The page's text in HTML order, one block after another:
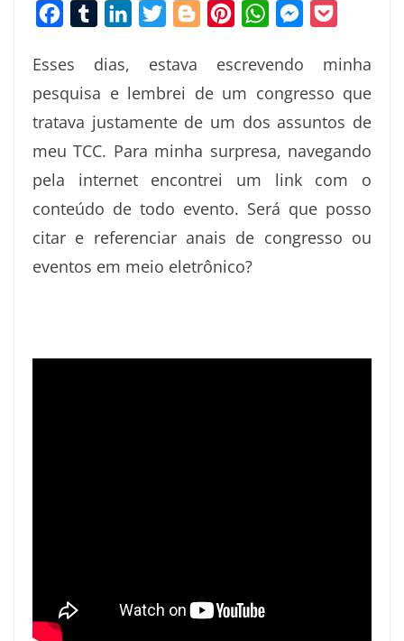
c
e
b
o
o
k
m
b
l
r
k
e
d
I
n
i
t
t
e
r
g
g
e
r
n
t
r
e
t
W
a
t
s
A
p
p
M
s
e
n
e
r
c
k
e
t
Esses dias, estava escrevendo minha
pesquisa e lembrei de um congresso que
tratava justamente de um dos assuntos de
meu TCC. Para minha surpresa, navegando
pela internet encontrei um link com o
conteúdo de todo evento. Será que posso
citar e referenciar anais de congresso ou
eventos em meio eletrônico?